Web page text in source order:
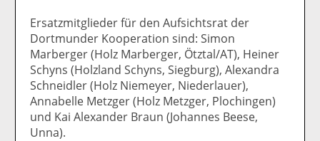
Ersatzmitglieder für den Aufsichtsrat der
Dortmunder Kooperation sind: Simon
Marberger (Holz Marberger, Ötztal/AT), Heiner
Schyns (Holzland Schyns, Siegburg), Alexandra
Schneidler (Holz Niemeyer, Niederlauer),
Annabelle Metzger (Holz Metzger, Plochingen)
und Kai Alexander Braun (Johannes Beese,
Unna).